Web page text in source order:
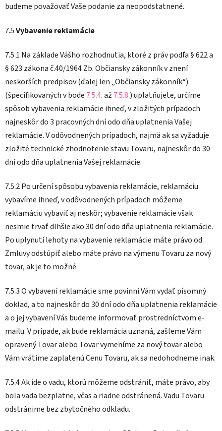
budeme považovať Vaše podanie za neopodstatnené.
7.5Vybavenie reklamácie
7.5.1 Na základe Vášho rozhodnutia, ktoré z práv podľa § 622 a
§ 623 zákona č.40/1964 Zb. Občiansky zákonník v znení
neskorších predpisov (ďalej len „Občiansky zákonník“)
(špecifikovaných v bode 7.5.4. až 7.5.8.) uplatňujete, určíme
spôsob vybavenia reklamácie ihneď, v zložitých prípadoch
najneskôr do 3 pracovných dní odo dňa uplatnenia Vašej
reklamácie. V odôvodnených prípadoch, najmä ak sa vyžaduje
zložité technické zhodnotenie stavu Tovaru, najneskôr do 30
dní odo dňa uplatnenia Vašej reklamácie.
7.5.2 Po určení spôsobu vybavenia reklamácie, reklamáciu
vybavíme ihneď, v odôvodnených prípadoch môžeme
reklamáciu vybaviť aj neskôr; vybavenie reklamácie však
nesmie trvať dlhšie ako 30 dní odo dňa uplatnenia reklamácie.
Po uplynutí lehoty na vybavenie reklamácie máte právo od
Zmluvy odstúpiť alebo máte právo na výmenu Tovaru za nový
tovar, ak je to možné.
7.5.3 O vybavení reklamácie sme povinní Vám vydať písomný
doklad, a to najneskôr do 30 dní odo dňa uplatnenia reklamácie
a o jej vybavení Vás budeme informovať prostredníctvom e-
mailu. V prípade, ak bude reklamácia uznaná, zašleme Vám
opravený Tovar alebo Tovar vymeníme za nový tovar alebo
Vám vrátime zaplatenú Cenu Tovaru, ak sa nedohodneme inak.
7.5.4 Ak ide o vadu, ktorú môžeme odstrániť, máte právo, aby
bola vada bezplatne, včas a riadne odstránená. Vadu Tovaru
odstránime bez zbytočného odkladu.